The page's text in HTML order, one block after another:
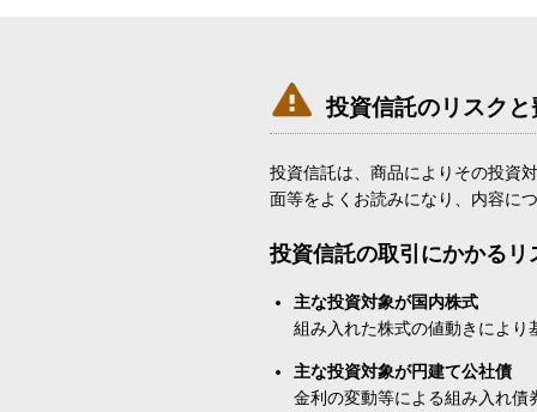
 投資信託のリスク
投資信託は、商品によりその投資
面等をよくお読みになり、内容に
投資信託の取引にかかるリ
主な投資対象が国内株式
組み入れた株式の値動きによ
主な投資対象が円建て公社債
金利の変動等による組み入れ